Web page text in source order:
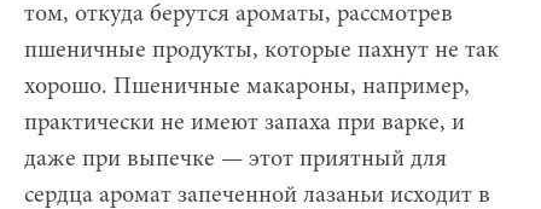
том, откуда берутся ароматы, рассмотрев
пшеничные продукты, которые пахнут не так
хорошо. Пшеничные макароны, например,
практически не имеют запаха при варке, и
даже при выпечке — этот приятный для
сердца аромат запеченной лазаньи исходит в